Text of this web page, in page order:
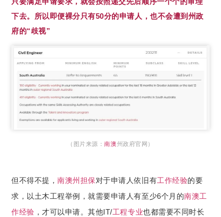
下去。所以即便裸分只有50分的申请人，也不会遭到州政
府的“歧视”
（图片来源：南澳州政府官网）
但不得不提，南澳州担保对于申请人依旧有工作经验的要
求，以土木工程举例，就需要申请人有至少6个月的南澳工
作经验 ，才可以申请。其他IT/工程专业也都需要不同时长